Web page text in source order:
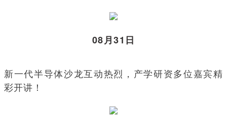
08月31日
新一代半导体沙龙互动热烈，产学研资多位嘉宾精
彩开讲！